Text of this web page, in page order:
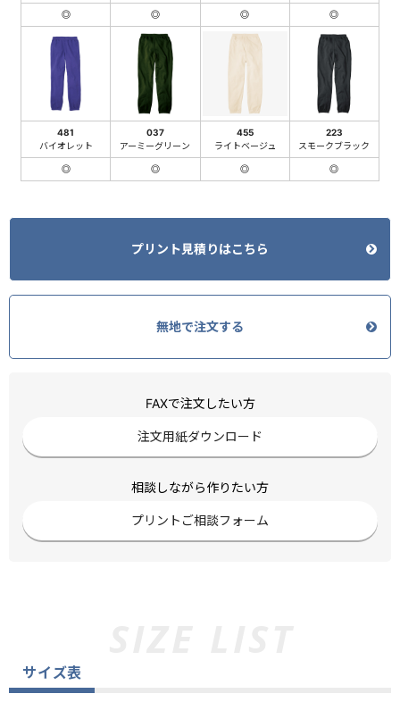
◎ ◎ ◎ ◎
481
バイオレット
◎
037
アーミーグリーン
◎
455
ライトベージュ
◎
223
スモークブラック
◎
プリント見積りはこちら
無地で注文する
FAXで注文したい方
注文用紙ダウンロード
相談しながら作りたい方
プリントご相談フォーム
サイズ表